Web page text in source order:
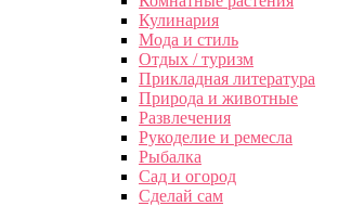
Кулинария
Мода и стиль
Отдых / туризм
Прикладная литература
Природа и животные
Развлечения
Рукоделие и ремесла
Рыбалка
Сад и огород
Сделай сам